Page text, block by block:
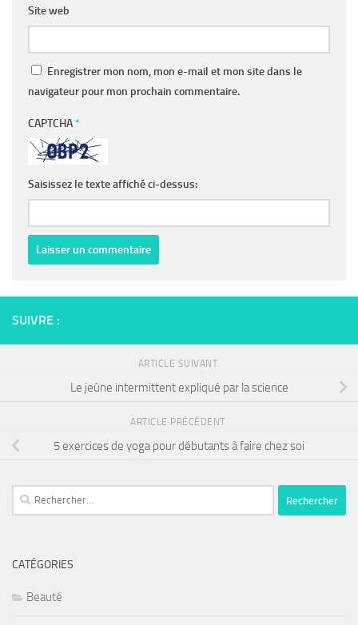
Site web
Enregistrer mon nom, mon e-mail et mon site dans le
navigateur pour mon prochain commentaire.
CAPTCHA*
Saisissez le texte affiché ci-dessus:
SUIVRE :
ARTICLE SUIVANT
Le jeûne intermittent expliqué par la science
ARTICLE PRÉCÉDENT
5 exercices de yoga pour débutants à faire chez soi
Rechercher :
CATÉGORIES
Beauté